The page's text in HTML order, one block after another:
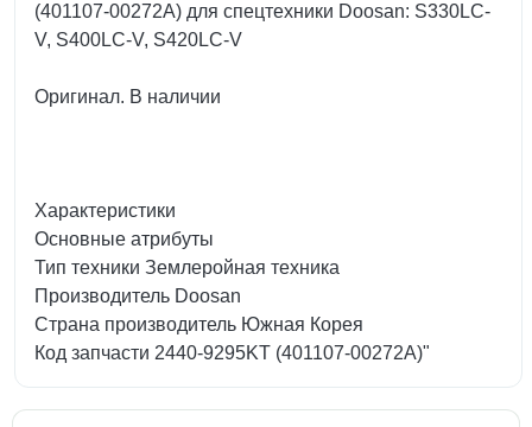
(401107-00272A) для спецтехники Doosan: S330LC-
V, S400LC-V, S420LC-V
Оригинал. В наличии
Характеристики
Основные атрибуты
Тип техники Землеройная техника
Производитель Doosan
Страна производитель Южная Корея
Код запчасти 2440-9295KT (401107-00272A)"